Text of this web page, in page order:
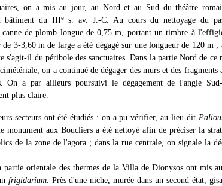
on a mis au jour, au Nord et au Sud du théâtre
bâtiment du IIIe s. av. J.-C. Au cours du nettoyage du
canne de plomb longue de 0,75 m, portant un timbre à
3-3,60 m de large a été dégagé sur une longueur de 120 m
s'agit-il du péribole des sanctuaires. Dans la partie Nord de ce
on a continué de dégager des murs et des
On a par ailleurs poursuivi le dégagement de l'angle
plus claire.
secteurs ont été étudiés : on a pu vérifier, au lieu-dit
monument aux Boucliers a été nettoyé afin de préciser la
de la zone de l'agora ; dans la rue centrale, on signale la
partie orientale des thermes de la Villa de Dionysos ont mis
frigidarium. Près d'une niche, murée dans un second état,